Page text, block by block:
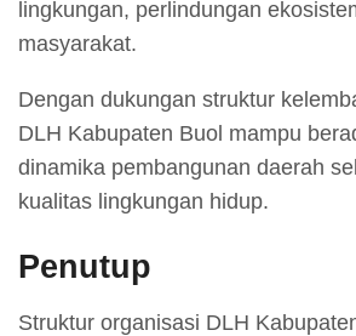
lingkungan, perlindungan
masyarakat.
Dengan dukungan struktur
DLH Kabupaten Buol mampu
dinamika pembangunan daerah
kualitas lingkungan hidup.
Penutup
Struktur organisasi DLH